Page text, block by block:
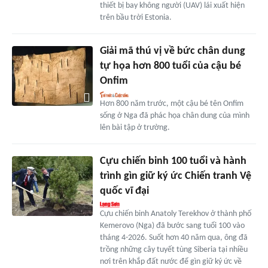
thiết bị bay không người (UAV) lái xuất hiện
trên bầu trời Estonia.
Giải mã thú vị về bức chân dung
tự họa hơn 800 tuổi của cậu bé
Onfim
Hơn 800 năm trước, một cậu bé tên Onfim
sống ở Nga đã phác họa chân dung của mình
lên bài tập ở trường.
Cựu chiến binh 100 tuổi và hành
trình gìn giữ ký ức Chiến tranh Vệ
quốc vĩ đại
Cựu chiến binh Anatoly Terekhov ở thành phố
Kemerovo (Nga) đã bước sang tuổi 100 vào
tháng 4-2026. Suốt hơn 40 năm qua, ông đã
trồng những cây tuyết tùng Siberia tại nhiều
nơi trên khắp đất nước để gìn giữ ký ức về